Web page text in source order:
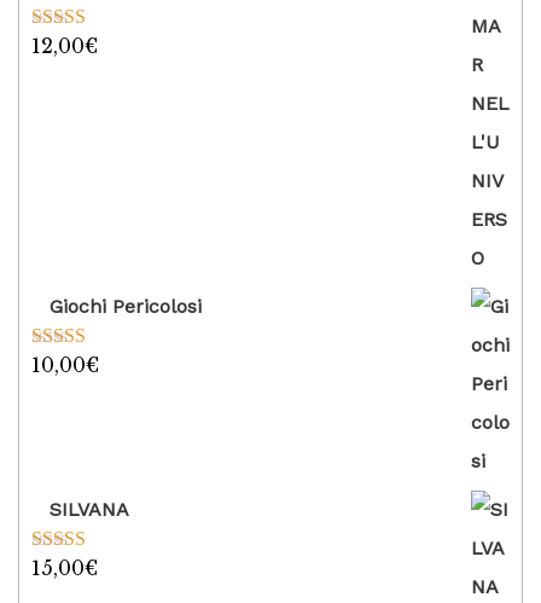
Valutato
12,00€
Giochi Pericolosi
Valutato
10,00€
SILVANA
Valutato
15,00€